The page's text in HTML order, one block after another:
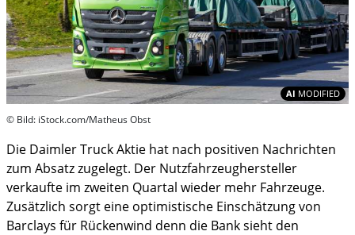
AI MODIFIED
© Bild: iStock.com/Matheus Obst
Die Daimler Truck Aktie hat nach positiven Nachrichten
zum Absatz zugelegt. Der Nutzfahrzeughersteller
verkaufte im zweiten Quartal wieder mehr Fahrzeuge.
Zusätzlich sorgt eine optimistische Einschätzung von
Barclays für Rückenwind denn die Bank sieht den